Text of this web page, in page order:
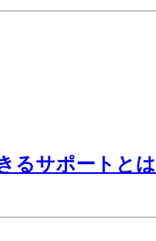
るサポートとは